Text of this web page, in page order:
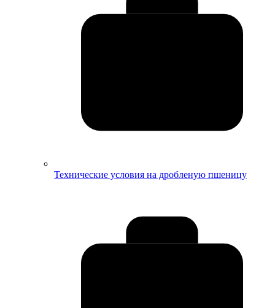
Технические условия на дробленую пшеницу